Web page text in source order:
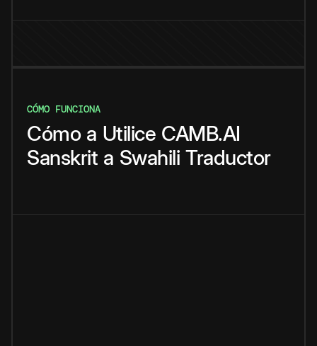
CÓMO FUNCIONA
Cómo a Utilice CAMB.AI
Sanskrit a Swahili Traductor